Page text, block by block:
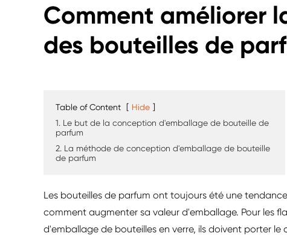
Comment améliorer
des bouteilles de
Table of Content [ Hide ]
1. Le but de la conception d'emballage de bouteille de
parfum
2. La méthode de conception d'emballage de bouteille
de parfum
Les bouteilles de parfum ont toujours été une
comment augmenter sa valeur d'emballage. Pour les
d'emballage de bouteilles en verre, ils doivent porter